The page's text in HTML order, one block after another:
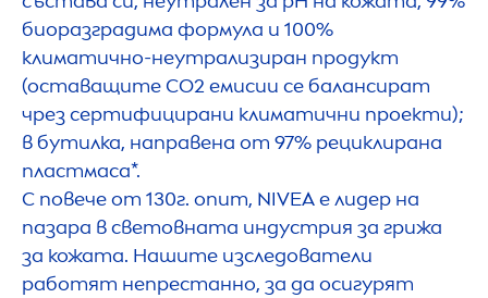
биоразградима формула и 100%
климатично-неутрализиран продукт
(оставащите CO2 емисии се балансират
чрез сертифицирани климатични проекти);
в бутилка, направена от 97% рециклирана
пластмаса*.
С повече от 130г. опит, NIVEAе лидер на
пазара в световната индустрия за грижа
за кожата. Нашите изследователи
работят непрестанно, за да осигурят